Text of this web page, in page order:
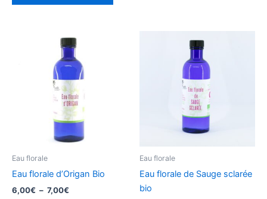
Eau florale
Eau florale d’Origan Bio
6,00€ – 7,00€
Eau florale
Eau florale de Sauge sclarée
bio